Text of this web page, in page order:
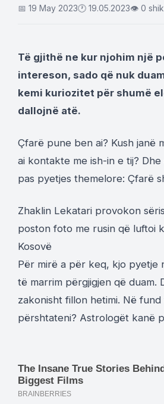
📅 19 May 2023🕐 19.05.2023👁 0
Të gjithë ne kur njohim një
intereson, sado që nuk
kemi kuriozitet për shumë
dallojnë atë.
Çfarë pune ben ai? Kush janë
ai kontakte me ish-in e tij?
pas pyetjes themelore: Çfarë
Zhaklin Lekatari provokon
poston foto me rusin që luftoi
Kosovë
Për mirë a për keq, kjo pyetje
të marrim përgjigjen që duam.
zakonisht fillon hetimi. Në
përshtateni? Astrologët kanë